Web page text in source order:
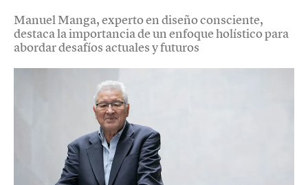
Manuel Manga, experto en diseño consciente,
destaca la importancia de un enfoque holístico para
abordar desafíos actuales y futuros